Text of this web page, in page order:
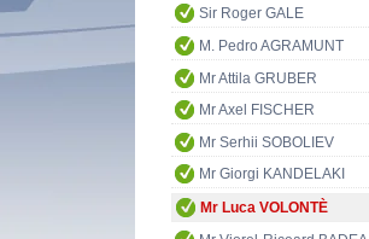
Sir Roger GALE
M. Pedro AGRAMUNT
Mr Attila GRUBER
Mr Axel FISCHER
Mr Serhii SOBOLIEV
Mr Giorgi KANDELAKI
Mr Luca VOLONTÈ